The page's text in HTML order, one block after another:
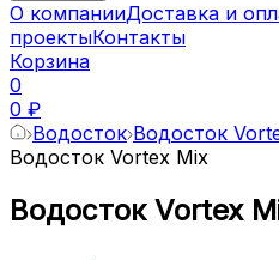
О компанииДоставка и
проектыКонтакты
Корзина
0
0 ₽
Водосток Водосток
Водосток Vortex Mix
Водосток Vortex